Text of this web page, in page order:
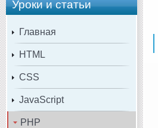
Уроки и статьи
Главная
HTML
CSS
JavaScript
PHP